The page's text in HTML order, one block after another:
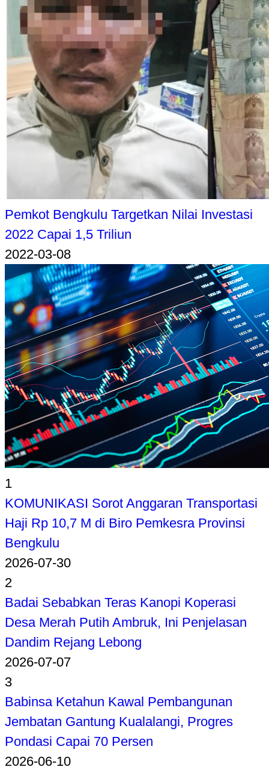
Pemkot Bengkulu Targetkan Nilai Investasi
2022 Capai 1,5 Triliun
2022-03-08
1
KOMUNIKASI Sorot Anggaran Transportasi
Haji Rp 10,7 M di Biro Pemkesra Provinsi
Bengkulu
2026-07-30
2
Badai Sebabkan Teras Kanopi Koperasi
Desa Merah Putih Ambruk, Ini Penjelasan
Dandim Rejang Lebong
2026-07-07
3
Babinsa Ketahun Kawal Pembangunan
Jembatan Gantung Kualalangi, Progres
Pondasi Capai 70 Persen
2026-06-10